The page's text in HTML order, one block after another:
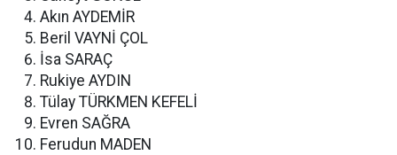
Akın AYDEMİR
Beril VAYNİ ÇOL
İsa SARAÇ
Rukiye AYDIN
Tülay TÜRKMEN KEFELİ
Evren SAĞRA
Ferudun MADEN